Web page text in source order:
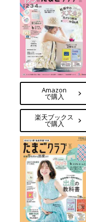
Amazon
で購入
楽天ブックス
で購入